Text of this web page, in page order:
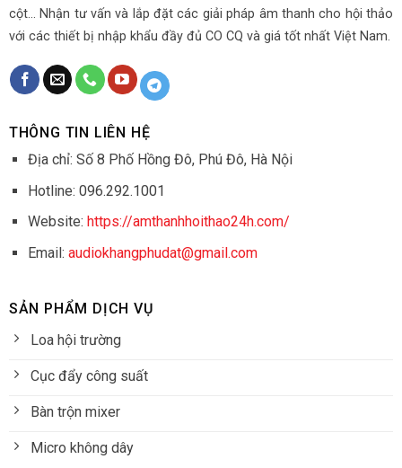
cột... Nhận tư vấn và lắp đặt các giải pháp âm thanh cho hội thảo
với các thiết bị nhập khẩu đầy đủ CO CQ và giá tốt nhất Việt Nam.
THÔNG TIN LIÊN HỆ
Địa chỉ: Số 8 Phố Hồng Đô, Phú Đô, Hà Nội
Hotline: 096.292.1001
Website: https://amthanhhoithao24h.com/
Email: audiokhangphudat@gmail.com
SẢN PHẨM DỊCH VỤ
Loa hội trường
Cục đẩy công suất
Bàn trộn mixer
Micro không dây